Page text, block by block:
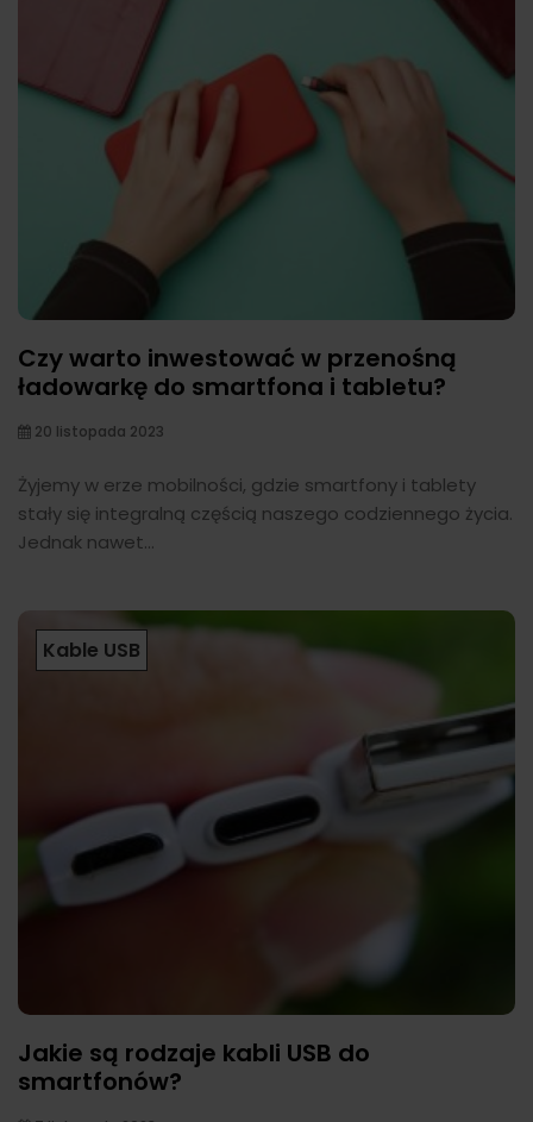
Czy warto inwestować w przenośną
ładowarkę do smartfona i tabletu?
20 listopada 2023
Żyjemy w erze mobilności, gdzie smartfony i tablety
stały się integralną częścią naszego codziennego życia.
Jednak nawet...
Kable USB
Jakie są rodzaje kabli USB do
smartfonów?